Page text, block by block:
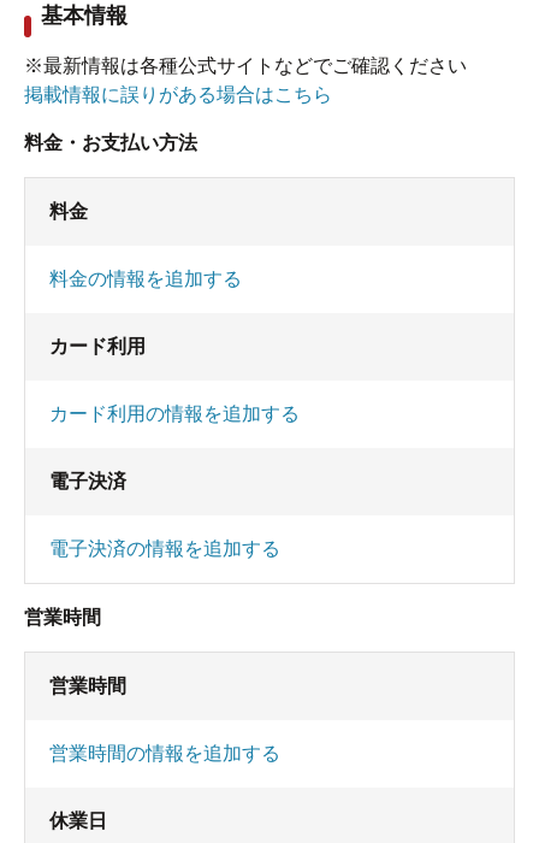
基本情報
※最新情報は各種公式サイトなどでご確認ください
掲載情報に誤りがある場合はこちら
料金・お支払い方法
料金
料金の情報を追加する
カード利用
カード利用の情報を追加する
電子決済
電子決済の情報を追加する
営業時間
営業時間
営業時間の情報を追加する
休業日